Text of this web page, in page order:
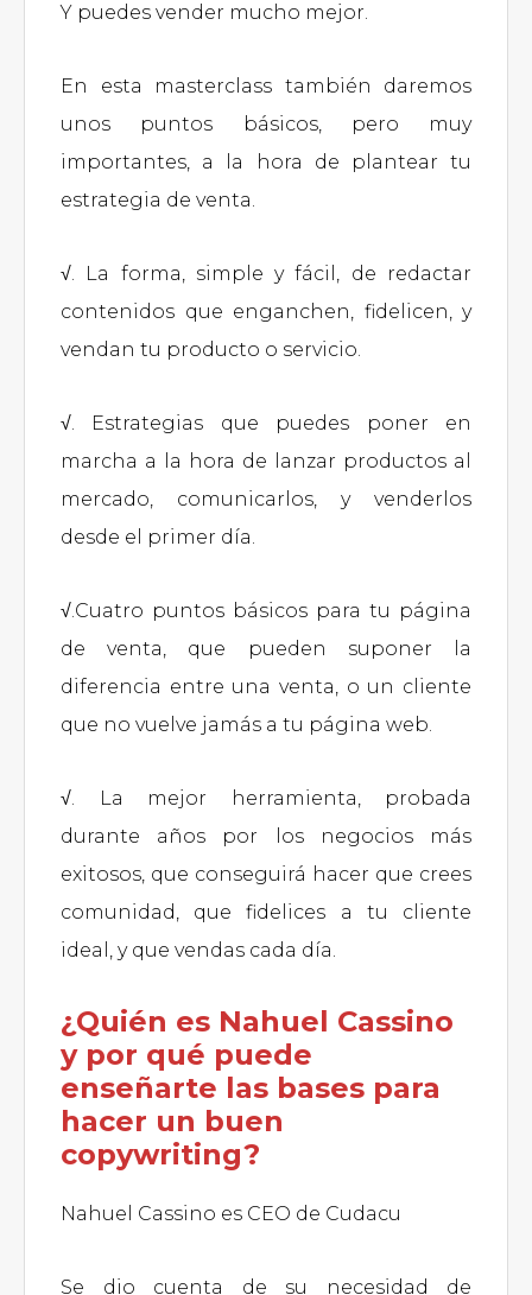
Y puedes vender mucho mejor.
En esta masterclass también daremos
unos puntos básicos, pero muy
importantes, a la hora de plantear tu
estrategia de venta.
√. La forma, simple y fácil, de redactar
contenidos que enganchen, fidelicen, y
vendan tu producto o servicio.
√. Estrategias que puedes poner en
marcha a la hora de lanzar productos al
mercado, comunicarlos, y venderlos
desde el primer día.
√.Cuatro puntos básicos para tu página
de venta, que pueden suponer la
diferencia entre una venta, o un cliente
que no vuelve jamás a tu página web.
√. La mejor herramienta, probada
durante años por los negocios más
exitosos, que conseguirá hacer que crees
comunidad, que fidelices a tu cliente
ideal, y que vendas cada día.
¿Quién es Nahuel Cassino
y por qué puede
enseñarte las bases para
hacer un buen
copywriting?
Nahuel Cassino es CEO de Cudacu
Se dio cuenta de su necesidad de